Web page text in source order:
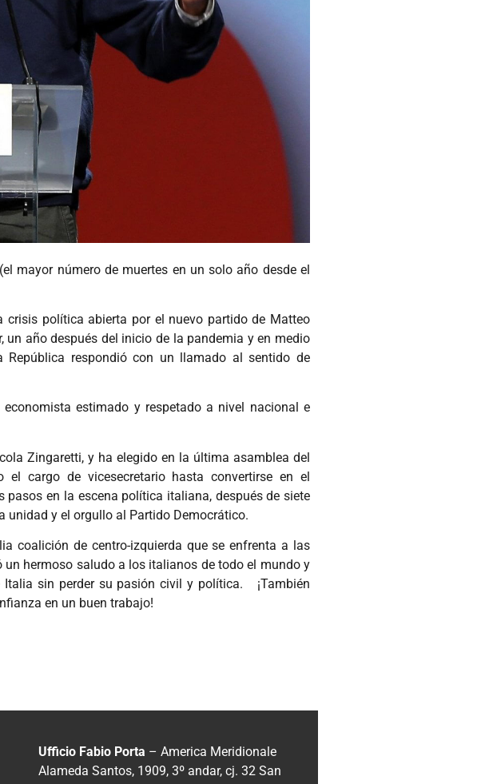
mayor número de muertes en un solo año desde el
crisis política abierta por el nuevo partido de Matteo
un año después del inicio de la pandemia y en medio
República respondió con un llamado al sentido de
estimado y respetado a nivel nacional e
Zingaretti, y ha elegido en la última asamblea del
cargo de vicesecretario hasta convertirse en el
en la escena política italiana, después de siete
unidad y el orgullo al Partido Democrático.
coalición de centro-izquierda que se enfrenta a las
hermoso saludo a los italianos de todo el mundo y
sin perder su pasión civil y política. ¡También
en un buen trabajo!
Ufficio Fabio Porta – America Meridionale
Alameda Santos, 1909, 3º andar, cj. 32 San